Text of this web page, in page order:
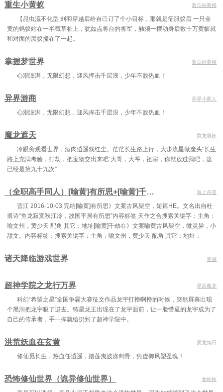
第四十三章 修习魔法 第四十四章 地狱魔族（三更求推荐） 第四十五章 死亡之海
第五十一章 神秘力量
第五十五章 魔法剑下落 第五十七章 遮天大手印
第六十三章 埃亚的选择
第六十七章 灭掉
第七十章 两年 第七十一章 元神出窍 第七十二章 野狼佣兵团
第七十三章 别得意 第七十四章 神雷炼体 第七十五章 九眼魔虎
第七十六章 银月啸天狼 第七十七章 龙神八音 第七十八章 六年
第八十二章 敢杀我？（三更求推荐）
第八十五章 有话要说
第八十八章 不知悔改 第八十九章 天下震惊 第九十章 各方反应
第九十一章 再次震憾（三更求推荐） 第九十二章 神丹出世
重生小黄蚁 黄瓜焖黄鳝
【昆虫流不化型 刘羽穿越后给自己订了个小目标，那就是征服蚁后 一只金
黄的蚂蚁站在一半截草桩上，犹如点将台的将军，触须一摆动身后数十万黄蚁就
和对面的黑蚁撞在了一起。
掌握梦世界 黄瓜焖黄鳝
心潮澎湃，无限幻想，迎风挥击千层浪，少年不败热血！
异界游商 异界小商人
心潮澎湃，无限幻想，迎风挥击千层浪，少年不败热血！
魔龙遮天 黄龙萌妖
冷眼旁观看世界，酒肉逍遥戏红尘。茫茫长生路上行，大步流星做魔头“长生
路上充满考验，打劫，把宝物交出来吧“大哥，大爷，祖宗，你就放过我吧，这
已经是第九十九次”
（全职高手同人）[喻黄]有所思+[喻黄]千劫在 海上舟遥
晋江 2016-10-03 完结[喻黄]有所思》文案古风架空，短篇HE。文名出自杜
甫诗“鱼龙寂寞秋江冷，故国平居有所思”内容标签 天作之合搜索关键字：主角：
喻文州，黄少天 配角 其它：地址[喻黄]千劫在》文案喻黄古风架空，微灵异，小
甜文。内容标签：搜索关键字：主角：喻文州，黄少天 配角 其它：地址：
诸天降临游戏世界 界游
超神学院之龙行万界 星辰魔龙
科幻“希望之星”全国争霸大赛征文作品龙宇打撸啊撸的时候，突然屏幕出现
个黑洞把龙宇吸了进去。铸星龙王出现在了龙宇面前，让一脸懵逼的龙宇成为了
自己的传承者，手一挥就给扔到了超神学院中。
洪荒妖血在玄黄 辰龙旭日
修仙觅长生，热血任逍遥，踏莲曳波涤剑骨，凭虚御风塑圣魂！
恐怖修仙世界（诡异修仙世界） 龙蛇枝